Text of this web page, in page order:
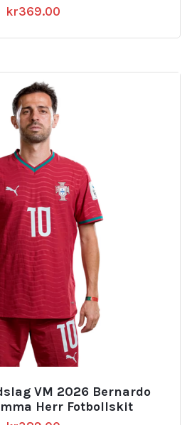
kr369.00
VM 2026 Bernardo
Herr Fotbollskit